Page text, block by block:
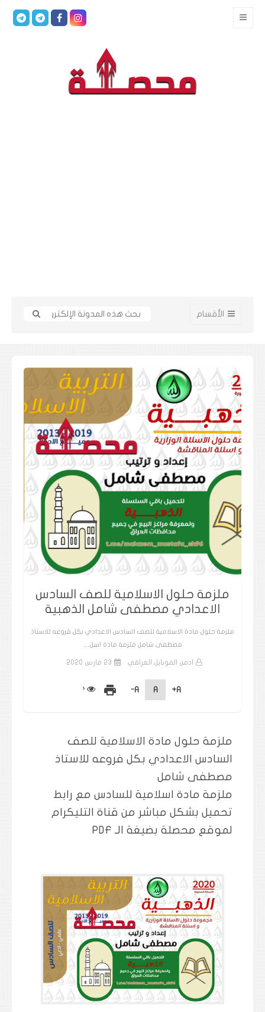
الأقسام
ملزمة حلول الاسلامية للصف السادس
الاعدادي مصطفى شامل الذهبية
ملزمة حلول مادة الاسلامية للصف السادس الاعدادي بكل فروعه للاستاذ
مصطفى شامل ملزمة مادة اسل…
ادمن الموبايل العراقي 23 مارس 2020
A+
A
A-
print
ملزمة حلول مادة الاسلامية للصف
السادس الاعدادي بكل فروعه للاستاذ
مصطفى شامل
ملزمة مادة اسلامية للسادس مع رابط
تحميل بشكل مباشر من قناة التليكرام
لموقع محصلة بضيغة الـ PDF